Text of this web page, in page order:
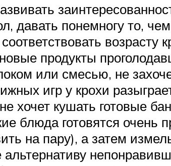
давать понемногу то,
возрасту
продукты
или смесью, не
игр у крохи
хочет кушать готовые
блюда готовятся очень
на пару), а затем